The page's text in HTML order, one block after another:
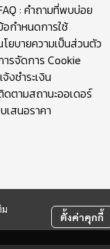
ตั้งค่าคุกกี้
: คำถามที่พบบ่อย
อกำหนดการใช้
โยบายความเป็นส่วนตัว
ารจัดการ Cookie
งชำระเงิน
ดตามสถานะออเดอร์
เสนอราคา